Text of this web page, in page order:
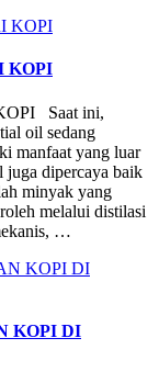
KOPI
Saat ini,
oil sedang
manfaat yang luar
juga dipercaya baik
minyak yang
melalui distilasi
…
KOPI DI